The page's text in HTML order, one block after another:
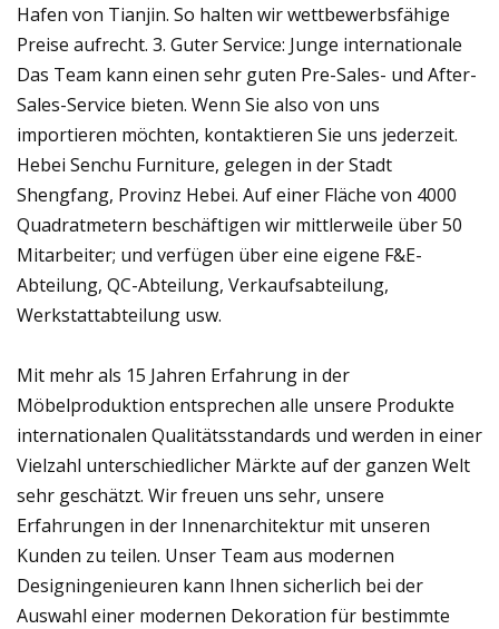
Hafen von Tianjin. So halten wir wettbewerbsfähige
Preise aufrecht. 3. Guter Service: Junge internationale
Das Team kann einen sehr guten Pre-Sales- und After-
Sales-Service bieten. Wenn Sie also von uns
importieren möchten, kontaktieren Sie uns jederzeit.
Hebei Senchu ​​Furniture, gelegen in der Stadt
Shengfang, Provinz Hebei. Auf einer Fläche von 4000
Quadratmetern beschäftigen wir mittlerweile über 50
Mitarbeiter; und verfügen über eine eigene F&E-
Abteilung, QC-Abteilung, Verkaufsabteilung,
Werkstattabteilung usw.
Mit mehr als 15 Jahren Erfahrung in der
Möbelproduktion entsprechen alle unsere Produkte
internationalen Qualitätsstandards und werden in einer
Vielzahl unterschiedlicher Märkte auf der ganzen Welt
sehr geschätzt. Wir freuen uns sehr, unsere
Erfahrungen in der Innenarchitektur mit unseren
Kunden zu teilen. Unser Team aus modernen
Designingenieuren kann Ihnen sicherlich bei der
Auswahl einer modernen Dekoration für bestimmte